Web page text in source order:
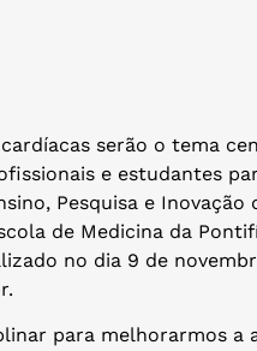
serão o tema
e estudantes
Pesquisa e
de Medicina da
no dia 9 de
para melhorarmos a